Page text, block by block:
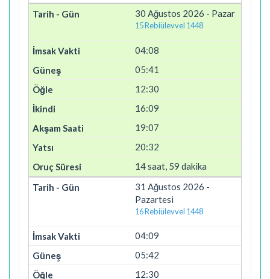
30 Ağustos 2026 - Pazar
15 Rebiülevvel 1448
04:08
05:41
12:30
16:09
19:07
20:32
14 saat, 59 dakika
31 Ağustos 2026 -
Pazartesi
16 Rebiülevvel 1448
04:09
05:42
12:30